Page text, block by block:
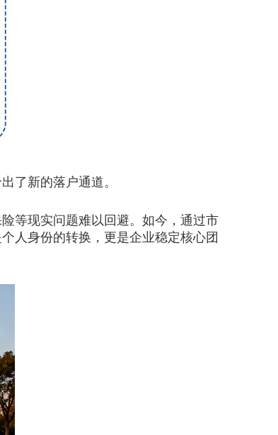
了新的落户通道。
等现实问题难以回避。如今，通过市
人身份的转换，更是企业稳定核心团